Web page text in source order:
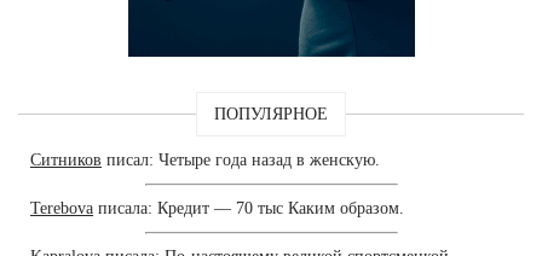
ПОПУЛЯРНОЕ
Ситников писал: Четыре года назад в женскую.
Terebova писала: Кредит — 70 тыс Каким образом.